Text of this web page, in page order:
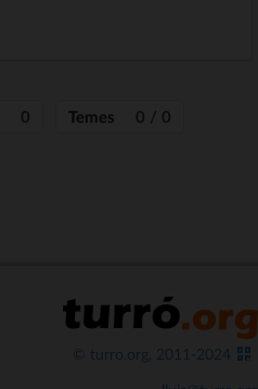
0 Temes 0 / 0
© turro.org, 2011-2024